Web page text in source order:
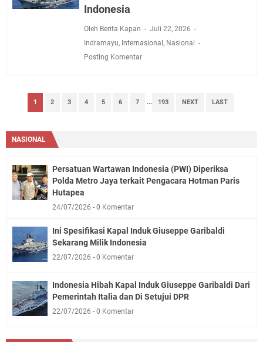
Indonesia
Oleh Berita Kapan
Juli 22, 2026
Indramayu, Internasional, Nasional
Posting Komentar
1 2 3 4 5 6 7 ... 193 NEXT LAST
NASIONAL
Persatuan Wartawan Indonesia (PWI) Diperiksa
Polda Metro Jaya terkait Pengacara Hotman Paris
Hutapea
24/07/2026 0 Komentar
Ini Spesifikasi Kapal Induk Giuseppe Garibaldi
Sekarang Milik Indonesia
22/07/2026 0 Komentar
Indonesia Hibah Kapal Induk Giuseppe Garibaldi Dari
Pemerintah Italia dan Di Setujui DPR
22/07/2026 0 Komentar